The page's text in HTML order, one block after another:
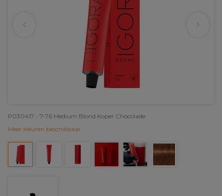
P030417 - 7-76 Medium Blond Koper Chocolade
Meer kleuren beschikbaar